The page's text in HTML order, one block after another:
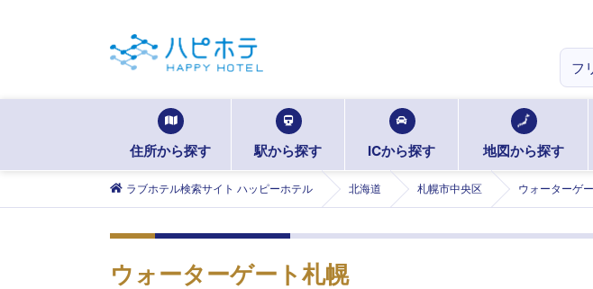
住所から探す 駅から探す ICから探す 地図から探す
ラブホテル検索サイト ハッピーホテル 北海道 札幌市中央区
ウォーターゲート札幌